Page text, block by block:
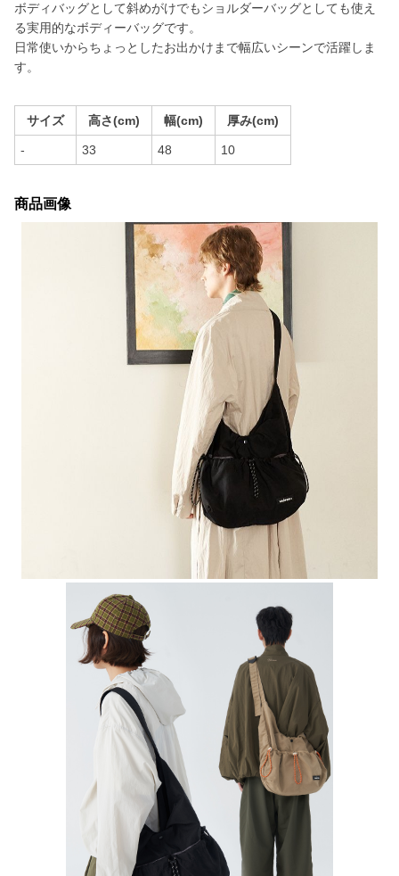
ボディバッグとして斜めがけでもショルダーバッグとしても使え
る実用的なボディーバッグです。
日常使いからちょっとしたお出かけまで幅広いシーンで活躍しま
す。
サイズ 高さ(cm) 幅(cm) 厚み(cm)
- 33 48 10
商品画像